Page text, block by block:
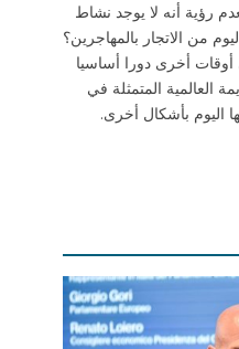
رؤية أنه لا يوجد نشاط
من الاتجار بالمهاجرين؟
أخرى دورا أساسيا
العالمية المتمثلة في
اليوم بأشكال أخرى.